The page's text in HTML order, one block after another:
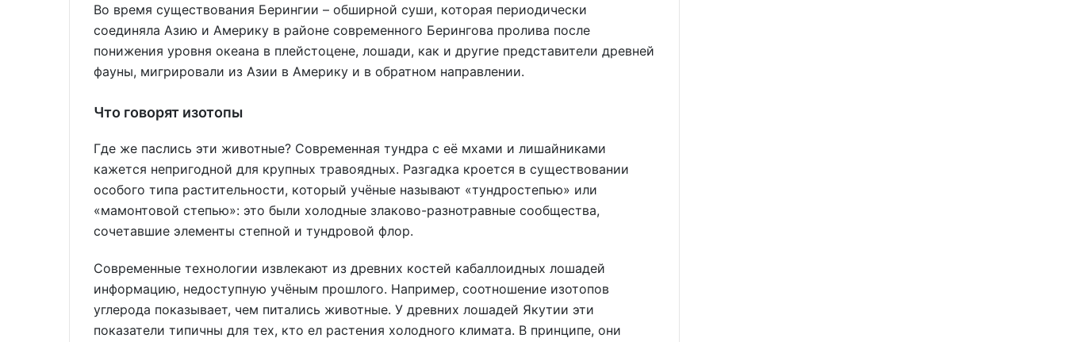
Во время существования Берингии – обширной суши, которая периодически
соединяла Азию и Америку в районе современного Берингова пролива после
понижения уровня океана в плейстоцене, лошади, как и другие представители древней
фауны, мигрировали из Азии в Америку и в обратном направлении.
Что говорят изотопы
Где же паслись эти животные? Современная тундра с её мхами и лишайниками
кажется непригодной для крупных травоядных. Разгадка кроется в существовании
особого типа растительности, который учёные называют «тундростепью» или
«мамонтовой степью»: это были холодные злаково-разнотравные сообщества,
сочетавшие элементы степной и тундровой флор.
Современные технологии извлекают из древних костей кабаллоидных лошадей
информацию, недоступную учёным прошлого. Например, соотношение изотопов
углерода показывает, чем питались животные. У древних лошадей Якутии эти
показатели типичны для тех, кто ел растения холодного климата. В принципе, они